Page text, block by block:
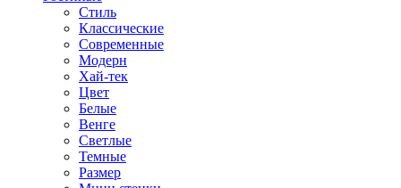
Стиль
Классические
Современные
Модерн
Хай-тек
Цвет
Белые
Венге
Светлые
Темные
Размер